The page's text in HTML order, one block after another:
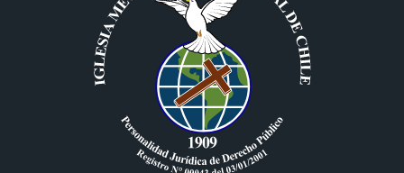
Oficinas Generales
General Bulnes 14, Metro Estación República |